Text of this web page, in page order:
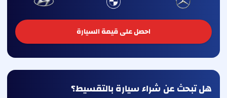
احصل على قيمة السيارة
هل تبحث عن شراء سيارة بالتقسيط؟